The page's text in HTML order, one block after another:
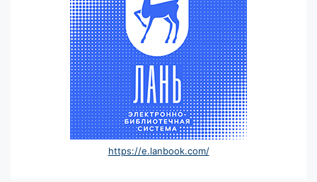
https://e.lanbook.com/